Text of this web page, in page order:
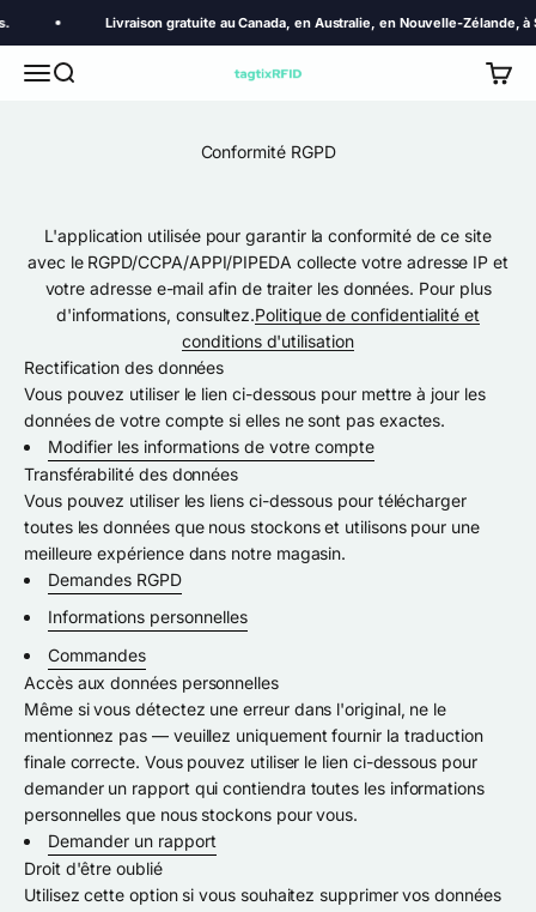
Livraison gratuite au Canada, en Australie, en Nouvelle-Zélande, à
MenuRecherche TagtixRFID Panier
Conformité RGPD
L'application utilisée pour garantir la conformité de ce site
avec le RGPD/CCPA/APPI/PIPEDA collecte votre adresse IP et
votre adresse e-mail afin de traiter les données. Pour plus
d'informations, consultez.Politique de confidentialité et
conditions d'utilisation
Rectification des données
Vous pouvez utiliser le lien ci-dessous pour mettre à jour les
données de votre compte si elles ne sont pas exactes.
Modifier les informations de votre compte
Transférabilité des données
Vous pouvez utiliser les liens ci-dessous pour télécharger
toutes les données que nous stockons et utilisons pour une
meilleure expérience dans notre magasin.
Demandes RGPD
Informations personnelles
Commandes
Accès aux données personnelles
Même si vous détectez une erreur dans l'original, ne le
mentionnez pas — veuillez uniquement fournir la traduction
finale correcte. Vous pouvez utiliser le lien ci-dessous pour
demander un rapport qui contiendra toutes les informations
personnelles que nous stockons pour vous.
Demander un rapport
Droit d'être oublié
Utilisez cette option si vous souhaitez supprimer vos données